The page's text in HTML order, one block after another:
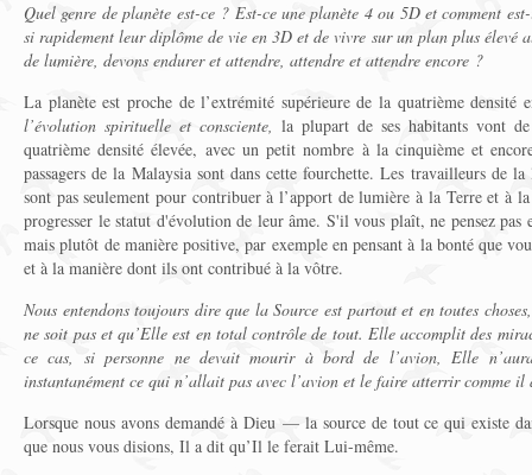
Quel genre de planète est-ce ? Est-ce une planète 4 ou 5D et comment
si rapidement leur diplôme de vie en 3D et de vivre sur un plan plus élevé
de lumière, devons endurer et attendre, attendre et attendre encore ?
La planète est proche de l’extrémité supérieure de la quatrième densité
l’évolution spirituelle et consciente, la plupart de ses habitants vont
quatrième densité élevée, avec un petit nombre à la cinquième et
passagers de la Malaysia sont dans cette fourchette. Les travailleurs de
sont pas seulement pour contribuer à l’apport de lumière à la Terre et à
progresser le statut d'évolution de leur âme. S'il vous plaît, ne pensez pas
mais plutôt de manière positive, par exemple en pensant à la bonté que
et à la manière dont ils ont contribué à la vôtre.
Nous entendons toujours dire que la Source est partout et en toutes
ne soit pas et qu’Elle est en total contrôle de tout. Elle accomplit des
ce cas, si personne ne devait mourir à bord de l’avion, Elle
instantanément ce qui n’allait pas avec l’avion et le faire atterrir comme
Lorsque nous avons demandé à Dieu — la source de tout ce qui existe
que nous vous disions, Il a dit qu’Il le ferait Lui-même.